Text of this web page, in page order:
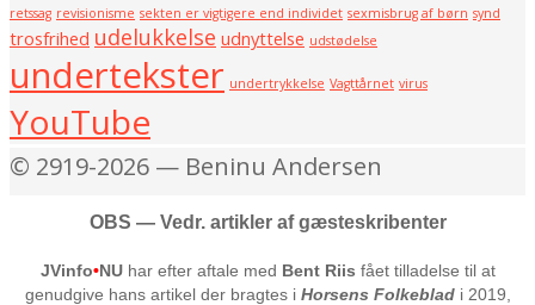
retssag revisionisme sekten er vigtigere end individet sexmisbrug af børn synd
trosfrihed udelukkelse udnyttelse udstødelse
undertekster undertrykkelse Vagttårnet virus
YouTube
© 2919-2026 — Beninu Andersen
OBS — Vedr. artikler af gæsteskribenter
JVinfo•NUhar efter aftale med Bent Riis fået tilladelse til at
genudgive hans artikel der bragtes i Horsens Folkeblad i 2019,